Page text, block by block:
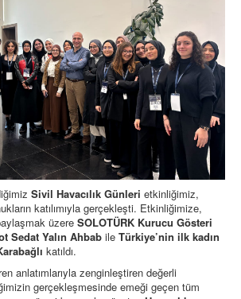
Sivil Havacılık Günleri etkinliğimiz,
katılımıyla gerçekleşti. Etkinliğimize,
üzere SOLOTÜRK Kurucu Gösteri
Sedat Yalın Ahbab ile Türkiye’nin ilk kadın
katıldı.
anlatımlarıyla zenginleştiren değerli
gerçekleşmesinde emeği geçen tüm